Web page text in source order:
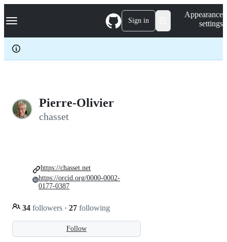
k
p
c
Navigation Menu Sign in
Appearance
settings
Pierre-Olivier
chasset
Follow
34 followers · 27 following
https://chasset.net
https://orcid.org/0000-0002-
0177-0387